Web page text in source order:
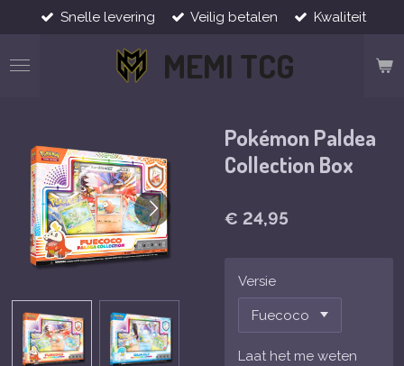
direct
naar
MEMI TCG
Snelle levering Veilig betalen Kwaliteit
Pokémon Paldea
Collection Box
€ 24,95
Versie
Laat het me weten